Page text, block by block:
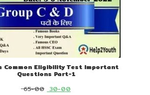
Common Eligibility Test Important
Questions Part-1
65-00 Original
30-00Current